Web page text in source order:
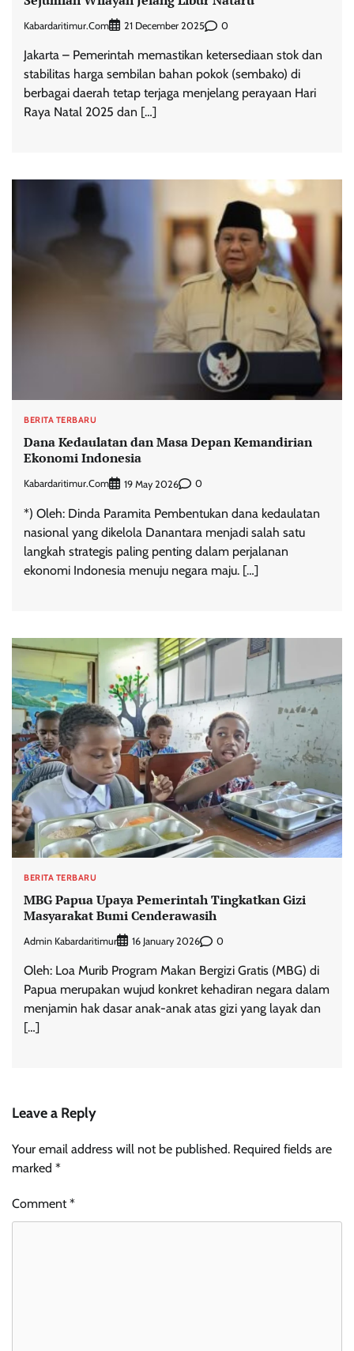
Kabardaritimur.com 21 December 2025 0
Jakarta – Pemerintah memastikan ketersediaan stok dan
stabilitas harga sembilan bahan pokok (sembako) di
berbagai daerah tetap terjaga menjelang perayaan Hari
Raya Natal 2025 dan […]
BERITA TERBARU
Dana Kedaulatan dan Masa Depan Kemandirian
Ekonomi Indonesia
Kabardaritimur.com 19 May 2026 0
*) Oleh: Dinda Paramita Pembentukan dana kedaulatan
nasional yang dikelola Danantara menjadi salah satu
langkah strategis paling penting dalam perjalanan
ekonomi Indonesia menuju negara maju. […]
BERITA TERBARU
MBG Papua Upaya Pemerintah Tingkatkan Gizi
Masyarakat Bumi Cenderawasih
Admin Kabardaritimur 16 January 2026 0
Oleh: Loa Murib Program Makan Bergizi Gratis (MBG) di
Papua merupakan wujud konkret kehadiran negara dalam
menjamin hak dasar anak-anak atas gizi yang layak dan
[…]
Leave a Reply
Your email address will not be published. Required fields are
marked *
Comment*